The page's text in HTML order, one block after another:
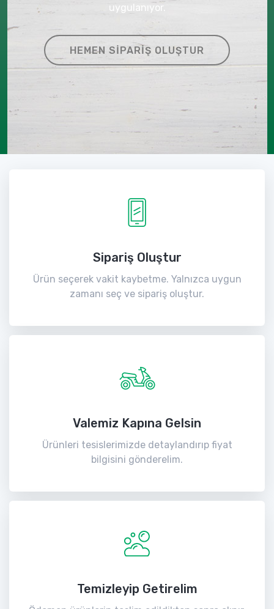
uygulanıyor.
HEMEN SIPARIŞ OLUŞTUR
Sipariş Oluştur
Ürün seçerek vakit kaybetme. Yalnızca uygun
zamanı seç ve sipariş oluştur.
Valemiz Kapına Gelsin
Ürünleri tesislerimizde detaylandırıp fiyat
bilgisini gönderelim.
Temizleyip Getirelim